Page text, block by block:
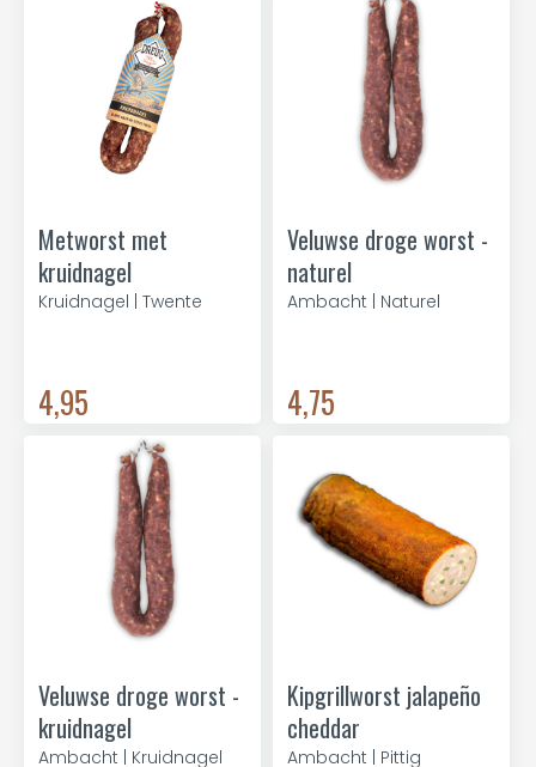
Metworst met
kruidnagel
Kruidnagel | Twente
4,95
Veluwse droge worst -
naturel
Ambacht | Naturel
4,75
Veluwse droge worst -
kruidnagel
Ambacht | Kruidnagel
Kipgrillworst jalapeño
cheddar
Ambacht | Pittig